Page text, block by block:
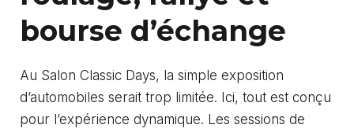
bourse d’échange
Au Salon Classic Days, la simple exposition
d’automobiles serait trop limitée. Ici, tout est conçu
pour l’expérience dynamique. Les sessions de